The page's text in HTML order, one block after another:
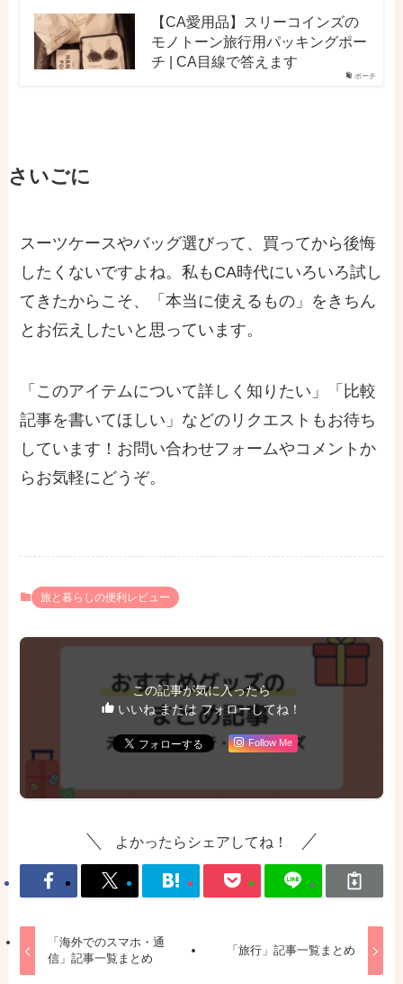
ポーチ
【CA愛用品】スリーコインズの
モノトーン旅行用パッキングポー
チ | CA目線で答えます
さいごに
スーツケースやバッグ選びって、買ってから後悔
したくないですよね。私もCA時代にいろいろ試し
てきたからこそ、「本当に使えるもの」をきちん
とお伝えしたいと思っています。
「このアイテムについて詳しく知りたい」「比較
記事を書いてほしい」などのリクエストもお待ち
しています！お問い合わせフォームやコメントか
らお気軽にどうぞ。
旅と暮らしの便利レビュー
この記事が気に入ったら
いいね または フォローしてね！
Follow Me
よかったらシェアしてね！
「海外でのスマホ・通
信」記事一覧まとめ
「旅行」記事一覧まとめ